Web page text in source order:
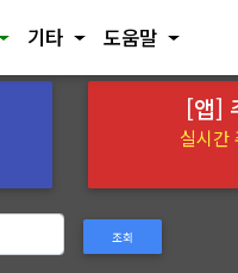
기타 도움말
[앱]
실시간
조회